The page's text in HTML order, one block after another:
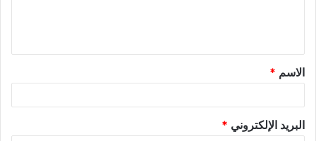
الاسم *
البريد الإلكتروني *